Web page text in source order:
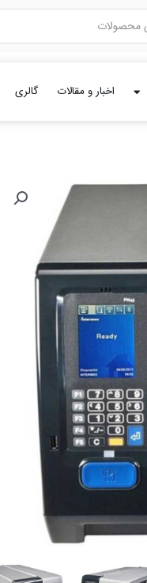
اخبار و مقالات گالری